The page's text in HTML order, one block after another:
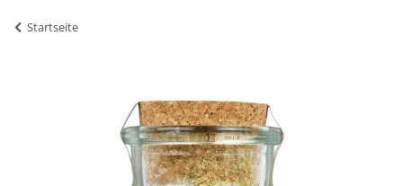
Startseite